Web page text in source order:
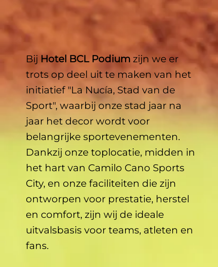
Bij Hotel BCL Podium zijn we er
trots op deel uit te maken van het
initiatief "La Nucía, Stad van de
Sport", waarbij onze stad jaar na
jaar het decor wordt voor
belangrijke sportevenementen.
Dankzij onze toplocatie, midden in
het hart van Camilo Cano Sports
City, en onze faciliteiten die zijn
ontworpen voor prestatie, herstel
en comfort, zijn wij de ideale
uitvalsbasis voor teams, atleten en
fans.